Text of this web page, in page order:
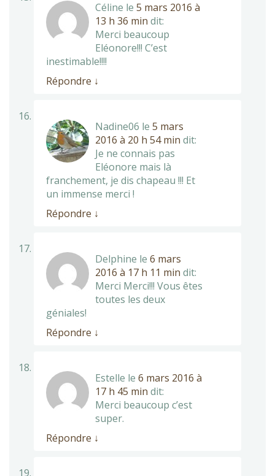
Céline le 5 mars 2016 à
13 h 36 min dit:
Merci beaucoup
Eléonore!!! C’est
inestimable!!!!
Répondre ↓
Nadine06 le 5 mars
2016 à 20 h 54 min dit:
Je ne connais pas
Eléonore mais là
franchement, je dis chapeau !!! Et
un immense merci !
Répondre ↓
Delphine le 6 mars
2016 à 17 h 11 min dit:
Merci Merci!!! Vous êtes
toutes les deux
géniales!
Répondre ↓
Estelle le 6 mars 2016 à
17 h 45 min dit:
Merci beaucoup c’est
super.
Répondre ↓